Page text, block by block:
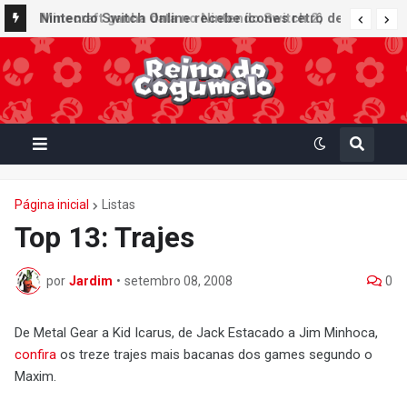
Minecraft ganha data no Nintendo Switch 2;
Super Mario Mash-Up receberá atualização
gráfica exclusiva
Nintendo Switch Online recebe ícones retrô de
Mario Paint (SNES) e Mario Kart: Super Circuit
(GBA)
Página inicial Listas
Top 13: Trajes
por Jardim • setembro 08, 2008 0
De Metal Gear a Kid Icarus, de Jack Estacado a Jim Minhoca,
confira os treze trajes mais bacanas dos games segundo o
Maxim.